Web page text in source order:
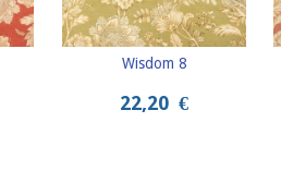
Wisdom 8
22,20 €